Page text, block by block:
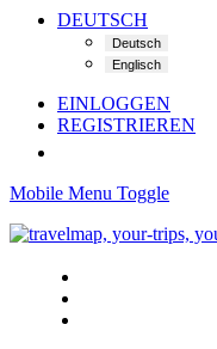
DEUTSCH
EINLOGGEN
REGISTRIEREN
Mobile Menu Toggle